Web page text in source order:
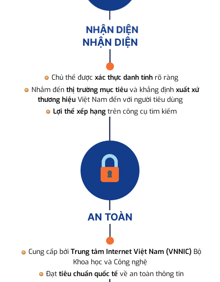
NHẬN DIỆN
Chủ thể được xác thực danh tính rõ ràng
Nhắm đến thị trường mục tiêuvà khẳng định xuất xứ
thương hiệuViệt Nam đến với người tiêu dùng
Lợi thế xếp hạng trên công cụ tìm kiếm
AN TOÀN
Cung cấp bởi Trung tâm Internet Việt Nam (VNNIC) Bộ
Khoa học và Công nghệ
Đạt tiêu chuẩn quốc tế về an toàn thông tin